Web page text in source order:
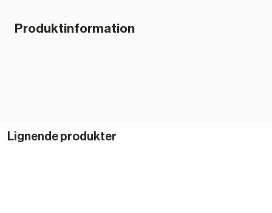
Den kraftfulde 2-trins teknologi for mere sikkerhed
Klar akustisk og visuel alarmfunktion for optimal sikkerhed
Produktinformation
Lignende produkter